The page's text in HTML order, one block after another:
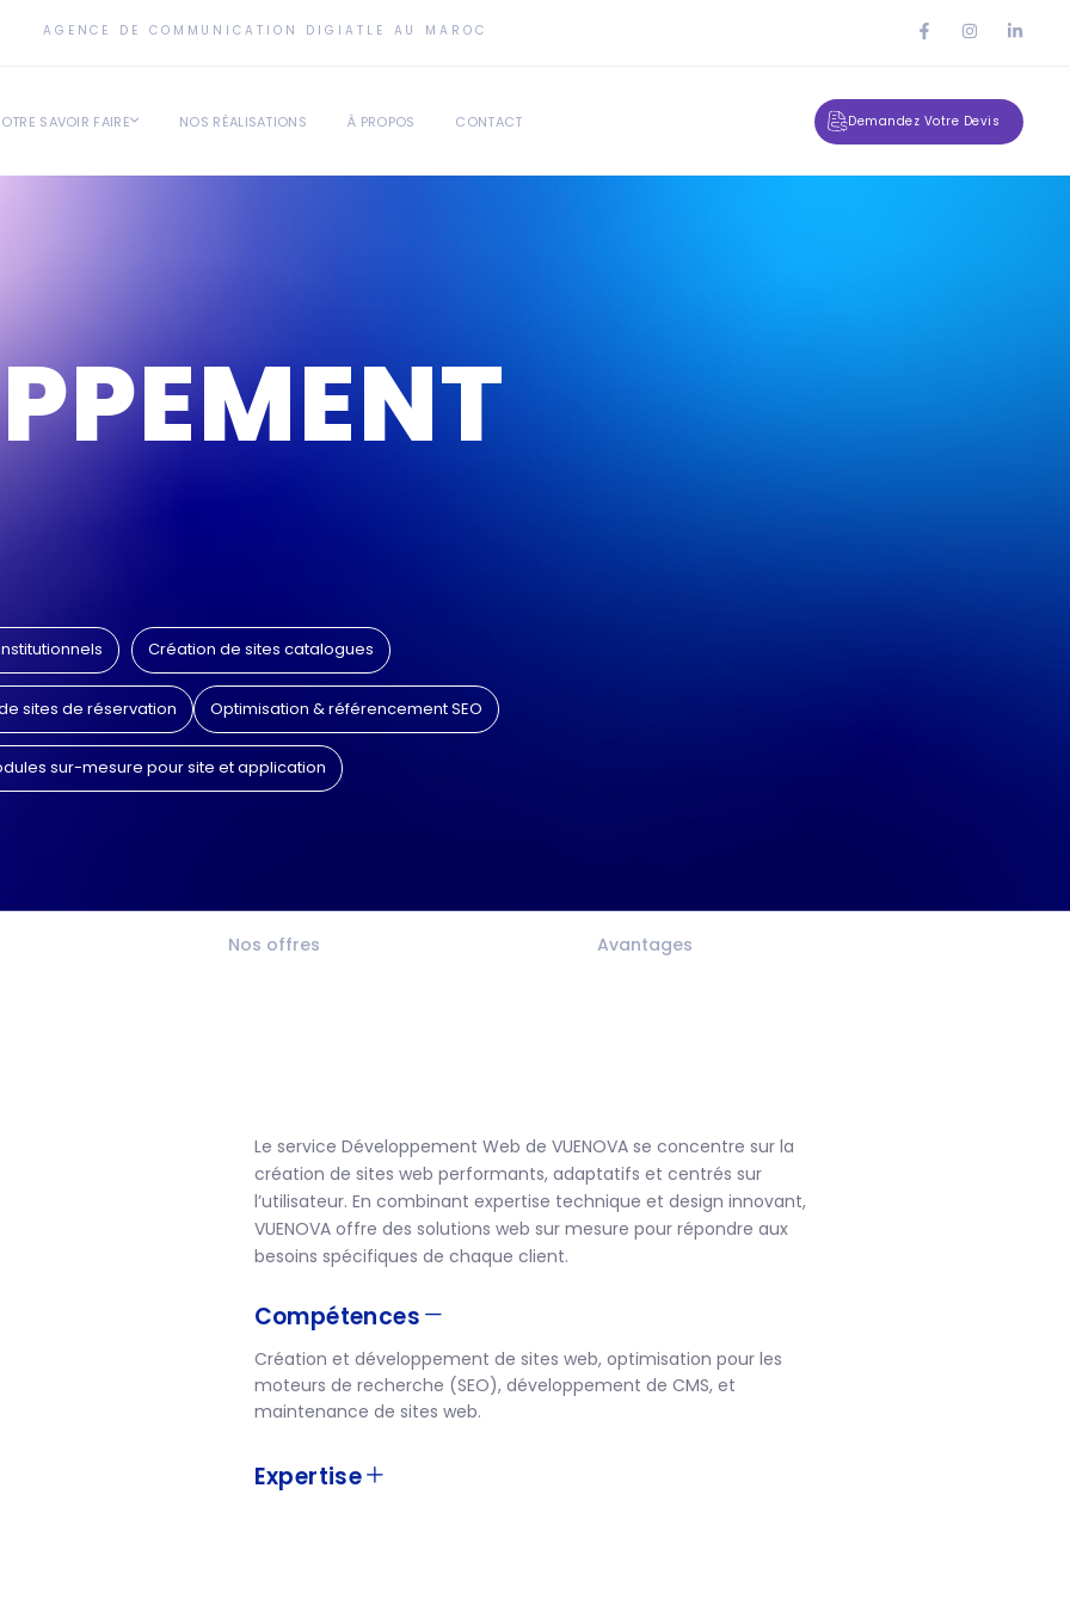
AGENCE DE COMMUNICATION DIGIATLE AU MAROC
SAVOIR FAIRE NOS RÉALISATIONS À PROPOS CONTACT Demandez Votre Devis
Création de sites catalogues
Optimisation & référencement SEO
sites de réservation
sur-mesure pour site et application
Nos offres Avantages
Le service Développement Web de VUENOVA se concentre sur la
création de sites web performants, adaptatifs et centrés sur
l’utilisateur. En combinant expertise technique et design innovant,
VUENOVA offre des solutions web sur mesure pour répondre aux
besoins spécifiques de chaque client.
Compétences
Création et développement de sites web, optimisation pour les
moteurs de recherche (SEO), développement de CMS, et
maintenance de sites web.
Expertise